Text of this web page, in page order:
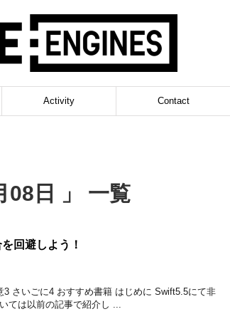
Activity Contact
08日 」 一覧
回避しよう！
さいごに4 おすすめ書籍 はじめに Swift5.5にて非
ては以前の記事で紹介し ...